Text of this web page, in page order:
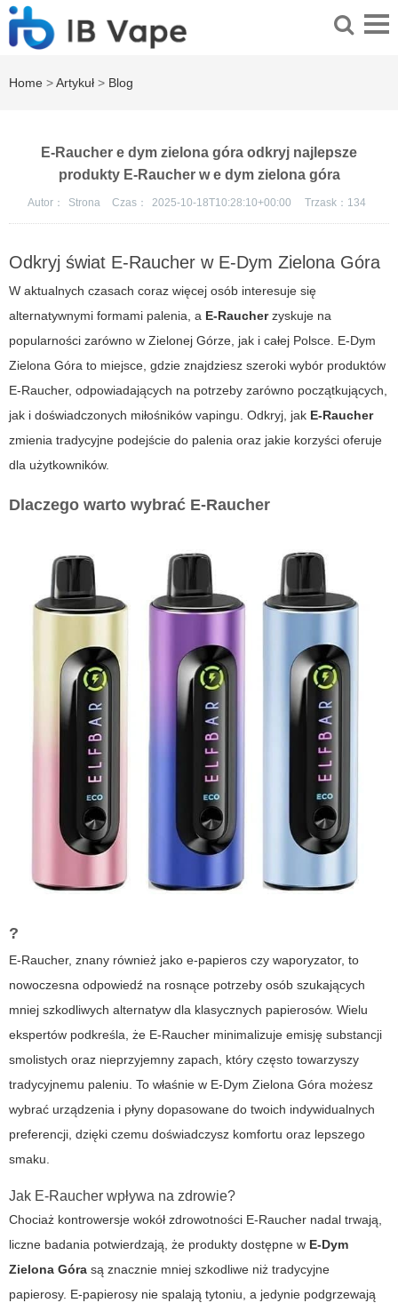
Home >Artykuł > Blog
E-Raucher e dym zielona góra odkryj najlepsze
produkty E-Raucher w e dym zielona góra
Autor： Strona Czas： 2025-10-18T10:28:10+00:00 Trzask： 134
Odkryj świat E-Raucher w E-Dym Zielona Góra
W aktualnych czasach coraz więcej osób interesuje się
alternatywnymi formami palenia, a E-Raucherzyskuje na
popularności zarówno w Zielonej Górze, jak i całej Polsce. E-Dym
Zielona Góra to miejsce, gdzie znajdziesz szeroki wybór produktów
E-Raucher, odpowiadających na potrzeby zarówno początkujących,
jak i doświadczonych miłośników vapingu. Odkryj, jak E-Raucher
zmienia tradycyjne podejście do palenia oraz jakie korzyści oferuje
dla użytkowników.
Dlaczego warto wybrać E-Raucher
?
E-Raucher, znany również jako e-papieros czy waporyzator, to
nowoczesna odpowiedź na rosnące potrzeby osób szukających
mniej szkodliwych alternatyw dla klasycznych papierosów. Wielu
ekspertów podkreśla, że E-Raucher minimalizuje emisję substancji
smolistych oraz nieprzyjemny zapach, który często towarzyszy
tradycyjnemu paleniu. To właśnie w E-Dym Zielona Góra możesz
wybrać urządzenia i płyny dopasowane do twoich indywidualnych
preferencji, dzięki czemu doświadczysz komfortu oraz lepszego
smaku.
Jak E-Raucher wpływa na zdrowie?
Chociaż kontrowersje wokół zdrowotności E-Raucher nadal trwają,
liczne badania potwierdzają, że produkty dostępne w E-Dym
Zielona Góra są znacznie mniej szkodliwe niż tradycyjne
papierosy. E-papierosy nie spalają tytoniu, a jedynie podgrzewają